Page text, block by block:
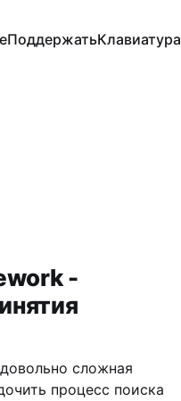
ПоддержатьКлавиатура
-
сложная
процесс поиска